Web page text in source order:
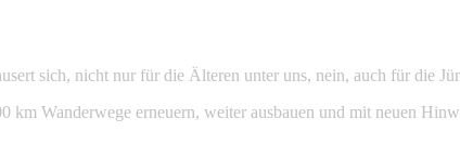
sich, nicht nur für die Älteren unter uns, nein, auch für die
km Wanderwege erneuern, weiter ausbauen und mit neuen